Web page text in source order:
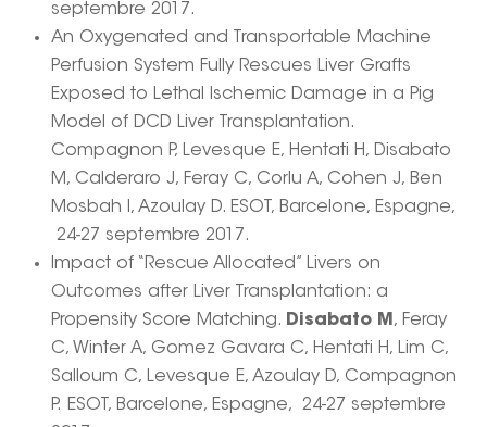
septembre 2017.
An Oxygenated and Transportable Machine
Perfusion System Fully Rescues Liver Grafts
Exposed to Lethal Ischemic Damage in a Pig
Model of DCD Liver Transplantation.
Compagnon P, Levesque E, Hentati H, Disabato
M, Calderaro J, Feray C, Corlu A, Cohen J, Ben
Mosbah I, Azoulay D. ESOT, Barcelone, Espagne,
24-27 septembre 2017.
Impact of “Rescue Allocated” Livers on
Outcomes after Liver Transplantation: a
Propensity Score Matching. Disabato M , Feray
C, Winter A, Gomez Gavara C, Hentati H, Lim C,
Salloum C, Levesque E, Azoulay D, Compagnon
P. ESOT, Barcelone, Espagne, 24-27 septembre